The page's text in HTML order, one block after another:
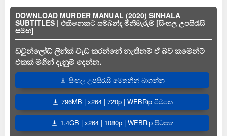
DOWNLOAD MURDER MANUAL (2020) SINHALA
SUBTITLES | එකිනෙකට සම්බන්ද මිනීමැරුම් [සිංහල උපසිරැසි
සමඟ]
ඩවුන්ලෝඩ් ලින්ක් වැඩ කරන්නේ නැතිනම් ඒ බව කමෙන්ට්
එකක් මගින් දැනුම් දෙන්න.
සිංහල උපසිරැසි මෙතනින් බාගන්න
796MB | x264 | 720p | WEBRip පිටපත
1.4GB | x264 | 1080p | WEBRip පිටපත